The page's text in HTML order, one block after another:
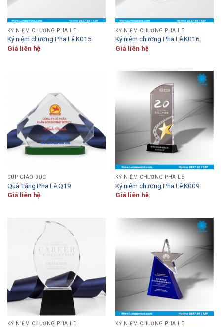
KỶ NIỆM CHƯƠNG PHA LÊ
Kỷ niệm chương Pha Lê K015
Giá liên hệ
KỶ NIỆM CHƯƠNG PHA LÊ
Kỷ niệm chương Pha Lê K016
Giá liên hệ
CÚP GIÁO DỤC
Quà Tặng Pha Lê Q19
Giá liên hệ
KỶ NIỆM CHƯƠNG PHA LÊ
Kỷ niệm chương Pha Lê K009
Giá liên hệ
KỶ NIỆM CHƯƠNG PHA LÊ KỶ NIỆM CHƯƠNG PHA LÊ